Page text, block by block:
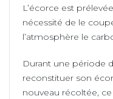
L’écorce est
nécessité de le
l’atmosphère le
Durant une période
reconstituer son
nouveau récoltée,